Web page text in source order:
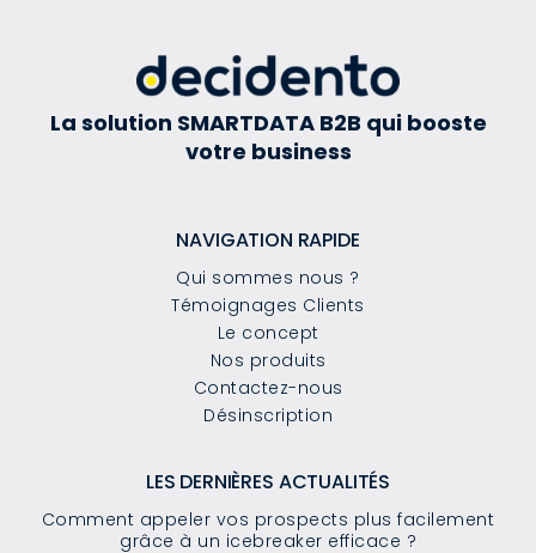
La solution SMARTDATA B2B qui booste
votre business
NAVIGATION RAPIDE
Qui sommes nous ?
Témoignages Clients
Le concept
Nos produits
Contactez-nous
Désinscription
LES DERNIÈRES ACTUALITÉS
Comment appeler vos prospects plus facilement
grâce à un icebreaker efficace ?